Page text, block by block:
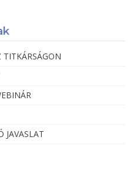
JAVASLAT